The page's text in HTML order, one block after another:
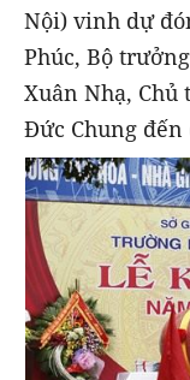
Nội) vinh dự
Phúc, Bộ
Xuân Nhạ, Chủ
Đức Chung